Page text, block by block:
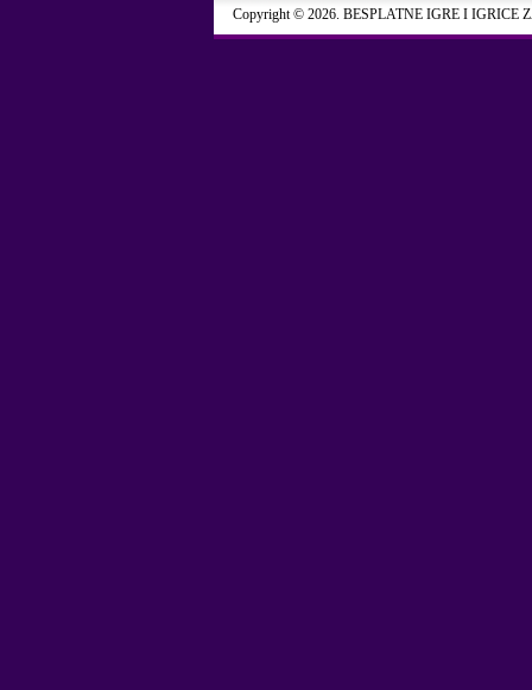
Copyright © 2026. BESPLATNE IGRE I IGRICE